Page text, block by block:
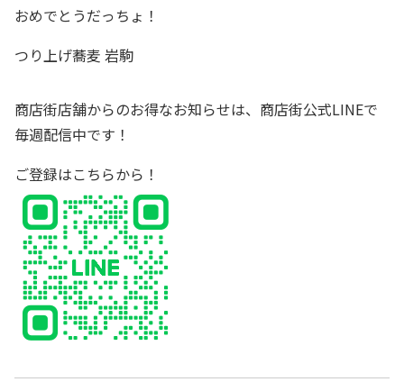
おめでとうだっちょ！
つり上げ蕎麦 岩駒
商店街店舗からのお得なお知らせは、商店街公式LINEで
毎週配信中です！
ご登録はこちらから！